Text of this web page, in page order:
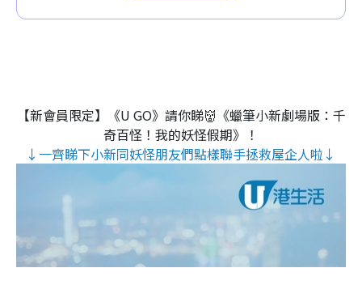
【新會員限定】《U GO》請你睇👹《蠟筆小新劇場版：千
奇百怪！我的妖怪假期》！
↓一齊睇下小新同妖怪朋友們點樣聯手拯救屋企人啦↓